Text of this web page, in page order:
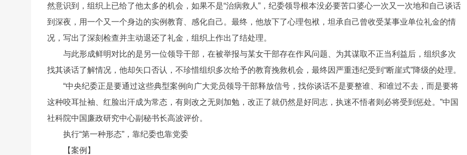
然意识到，组织上已给了他太多的机会，如果不是“治病救人”，纪委领导根本没必要苦口婆心一次又一次地和自己谈话
到深夜，用一个又一个身边的实例教育、感化自己。最终，他放下了心理包袱，坦承自己曾收受某事业单位礼金的情
况，写出了深刻检查并主动退还了礼金，组织上作出了结处理。
与此形成鲜明对比的是另一位领导干部，在被举报与某女干部存在作风问题、为其谋取不正当利益后，组织多次
找其谈话了解情况，他却矢口否认，不珍惜组织多次给予的教育挽救机会，最终因严重违纪受到“断崖式”降级的处理。
“中央纪委正是要通过这些典型案例向广大党员领导干部释放信号，找你谈话不是要整谁、和谁过不去，而是要将
这种咬耳扯袖、红脸出汗成为常态，有则改之无则加勉，改正了就仍然是好同志，执迷不悟者则必将受到惩处。”中国
社科院中国廉政研究中心副秘书长高波评价。
执行“第一种形态”，靠纪委也靠党委
【案例】